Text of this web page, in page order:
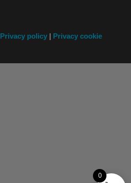
Privacy policy | Privacy cookie
0